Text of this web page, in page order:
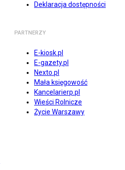
Deklaracja dostępności
PARTNERZY
E-kiosk.pl
E-gazety.pl
Nexto.pl
Mała księgowość
Kancelarierp.pl
Wieści Rolnicze
Życie Warszawy